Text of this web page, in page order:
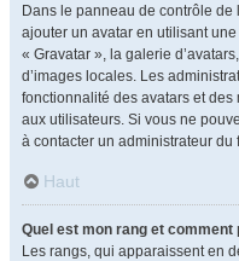
Dans le panneau de contrôle de
ajouter un avatar en utilisant
« Gravatar », la galerie
d’images locales. Les
fonctionnalité des avatars et
aux utilisateurs. Si vous ne
à contacter un administrateur du
Haut
Quel est mon rang et comment
Les rangs, qui apparaissent en